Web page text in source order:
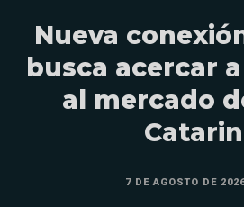
Nueva
busca acercar
al mercado
7 DE AGOSTO DE